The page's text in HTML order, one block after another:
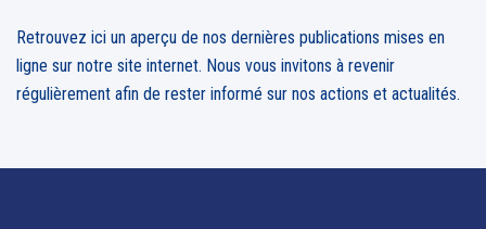
Retrouvez ici un aperçu de nos dernières publications mises en
ligne sur notre site internet. Nous vous invitons à revenir
régulièrement afin de rester informé sur nos actions et actualités.